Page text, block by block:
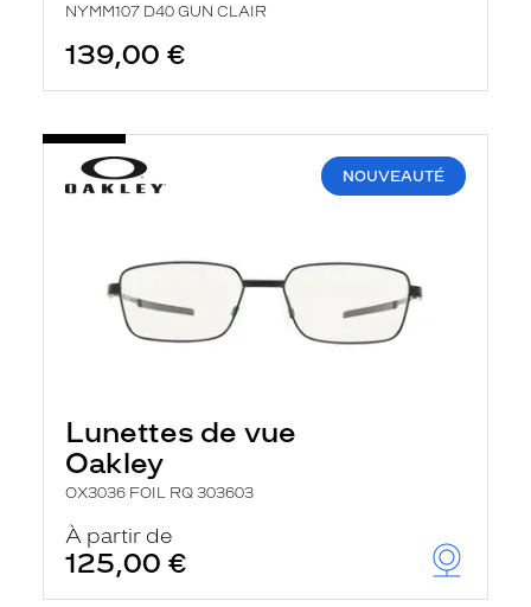
NYMM107 D40 GUN CLAIR
139,00 €
NOUVEAUTÉ
Lunettes de vue
Oakley
OX3036 FOIL RQ 303603
À partir de
125,00 €